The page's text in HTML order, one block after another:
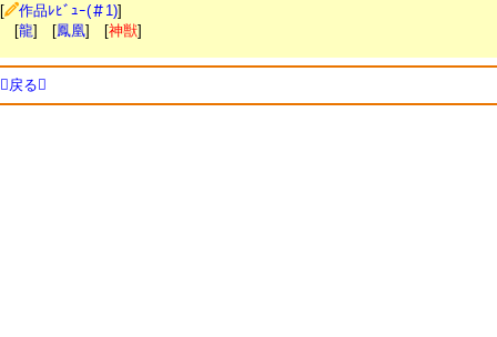
[
作品ﾚﾋﾞｭｰ(＃1)]
[龍] [鳳凰] [神獣]
戻る